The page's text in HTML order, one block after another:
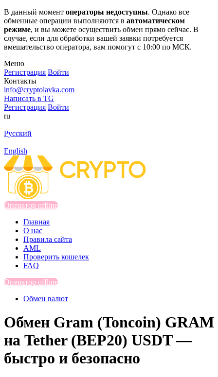
В данный момент операторы недоступны. Однако все
обменные операции выполняются в автоматическом
режиме, и вы можете осуществить обмен прямо сейчас. В
случае, если для обработки вашей заявки потребуется
вмешательство оператора, вам помогут с 10:00 по МСК.
Меню
Регистрация Войти
Контакты
info@cryptolavka.com
Написать в TG
Регистрация Войти
ru
Русский
English
Оператор offline
Главная
О нас
Правила сайта
AML
Проверить кошелек
FAQ
Оператор offline
Обмен валют
Обмен Gram (Toncoin) GRAM
на Tether (BEP20) USDT —
быстро и безопасно